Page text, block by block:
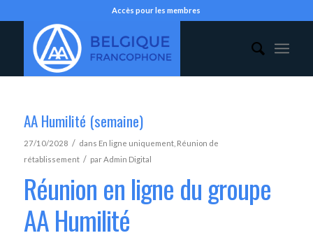
Accès pour les membres
AA Humilité (semaine)
27/10/2028 / dans En ligne uniquement, Réunion de
rétablissement / parAdmin Digital
Réunion en ligne du groupe
AA Humilité